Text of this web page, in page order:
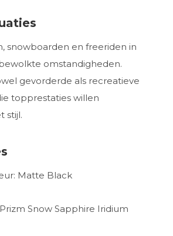
snowboarden en freeriden in
omstandigheden.
gevorderde als recreatieve
topprestaties willen
stijl.
Matte Black
Snow Sapphire Iridium